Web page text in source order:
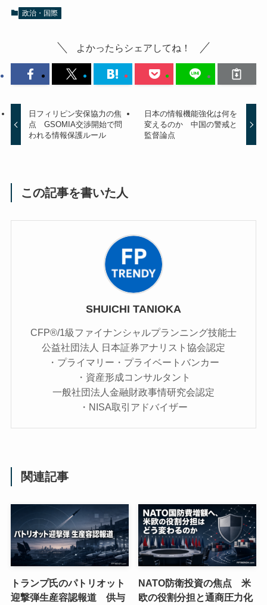
政治・国際
よかったらシェアしてね！
日フィリピン安保協力の焦
点 GSOMIA交渉開始で問
われる情報保護ルール
日本の情報機能強化は何を
変えるのか 中国の警戒と
監督論点
この記事を書いた人
SHUICHI TANIOKA
CFP®/1級ファイナンシャルプランニング技能士
公益社団法人 日本証券アナリスト協会認定
・プライマリー・プライベートバンカー
・資産形成コンサルタント
一般社団法人金融財政事情研究会認定
・NISA取引アドバイザー
関連記事
トランプ氏のパトリオット
迎撃弾生産容認報道 供与
NATO防衛投資の焦点 米
欧の役割分担と通商圧力化